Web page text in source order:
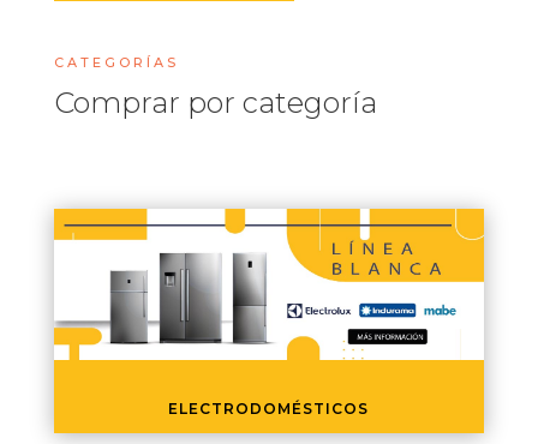
CATEGORÍAS
Comprar por categoría
ELECTRODOMÉSTICOS